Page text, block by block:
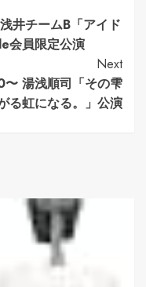
井チームB「アイド
会員限定公演
Next
湯浅順司「その雫
る虹になる。」公演